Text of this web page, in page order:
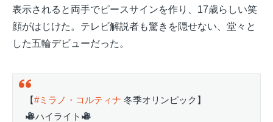
表示されると両手でピースサインを作り、17歳らしい笑
顔がはじけた。テレビ解説者も驚きを隠せない、堂々と
した五輪デビューだった。
【#ミラノ・コルティナ 冬季オリンピック】
ハイライト